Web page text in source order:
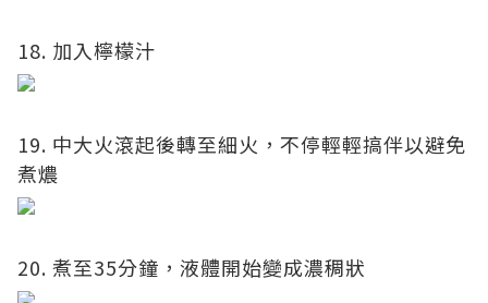
18. 加入檸檬汁
19. 中大火滾起後轉至細火，不停輕輕搞伴以避免
煮燶
20. 煮至35分鐘，液體開始變成濃稠狀